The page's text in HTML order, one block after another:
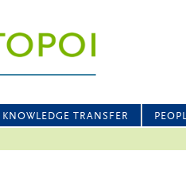
KNOWLEDGE TRANSFER